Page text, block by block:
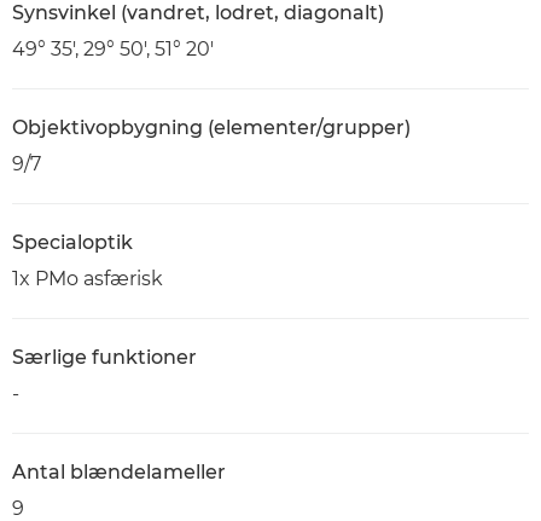
Synsvinkel (vandret, lodret, diagonalt)
49° 35', 29° 50', 51° 20'
Objektivopbygning (elementer/grupper)
9/7
Specialoptik
1x PMo asfærisk
Særlige funktioner
-
Antal blændelameller
9